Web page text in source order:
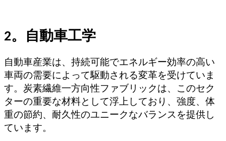
2。自動車工学
自動車産業は、持続可能でエネルギー効率の高い
車両の需要によって駆動される変革を受けていま
す。炭素繊維一方向性ファブリックは、このセク
ターの重要な材料として浮上しており、強度、体
重の節約、耐久性のユニークなバランスを提供し
ています。